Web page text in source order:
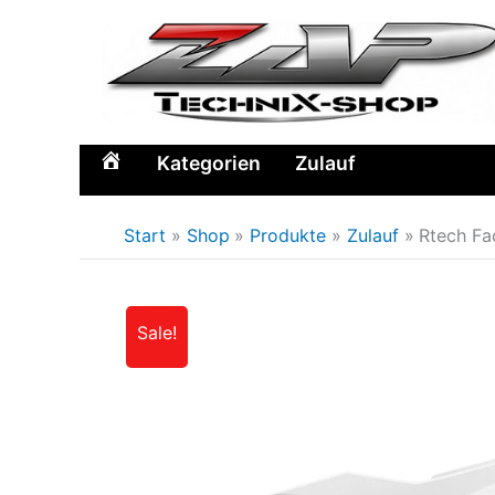
Home Kategorien Zulauf
Start Shop Produkte Zulauf Rtech
Sale!